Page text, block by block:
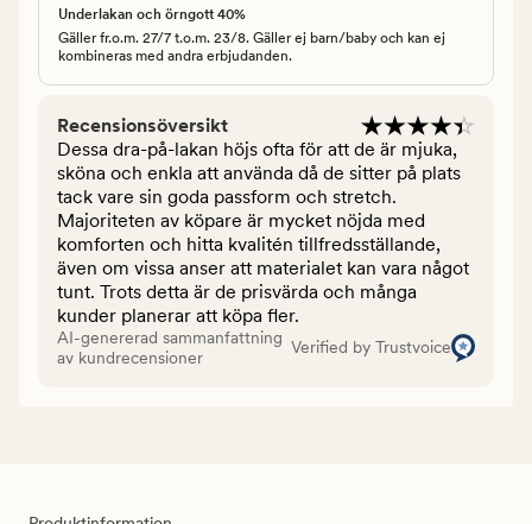
Underlakan och örngott 40%
Gäller fr.o.m. 27/7 t.o.m. 23/8. Gäller ej barn/baby och kan ej
kombineras med andra erbjudanden.
Recensionsöversikt
Dessa dra-på-lakan höjs ofta för att de är mjuka,
sköna och enkla att använda då de sitter på plats
tack vare sin goda passform och stretch.
Majoriteten av köpare är mycket nöjda med
komforten och hitta kvalitén tillfredsställande,
även om vissa anser att materialet kan vara något
tunt. Trots detta är de prisvärda och många
kunder planerar att köpa fler.
AI-genererad sammanfattning
av kundrecensioner
Verified by Trustvoice